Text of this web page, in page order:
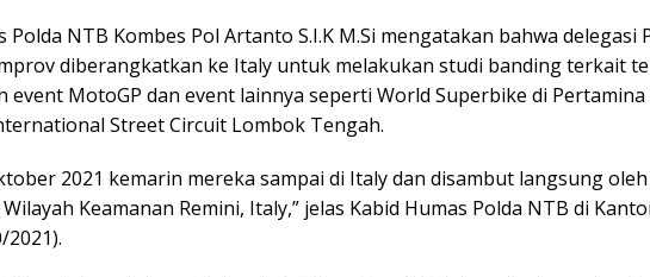
Polda NTB Kombes Pol Artanto S.I.K M.Si mengatakan bahwa delegasi
diberangkatkan ke Italy untuk melakukan studi banding terkait
event MotoGP dan event lainnya seperti World Superbike di Pertamina
Street Circuit Lombok Tengah.
2021 kemarin mereka sampai di Italy dan disambut langsung
Keamanan Remini, Italy,” jelas Kabid Humas Polda NTB di
2021).